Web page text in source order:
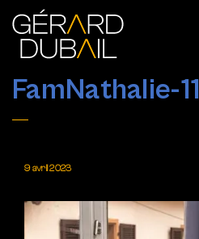
FamNathalie-11
9 avril 2023